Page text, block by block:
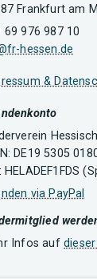
Frankfurt am
69 976 987 10
hessen.de
&
DE19 5305
HELADEF1FDS
via PayPal
Infos auf